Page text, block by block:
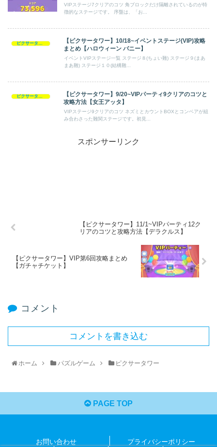
VIPステージ7クリアのコツ 角ブロックだけ隔離されているのが特
徴的なステージです。 序盤は、「お...
【ピクサータワー】10/18~イベントステージ(VIP)攻略
まとめ【ハロウィーン バニー】
イベントVIPステージ一覧 ステージ８(ちょい難) ステージ９(まあ
まあ難) ステージ１０(結構難...
ピクサータワー
【ピクサータワー】9/20~VIPパーティ9クリアのコツと
攻略方法【女王アッタ】
VIPステージ9クリアのコツ ネズミとカウントBOXとコンベアが組
み合わさった難関ステージです。初見...
スポンサーリンク
【ピクサータワー】11/1~VIPパーティ12ク
リアのコツと攻略方法【デラクルス】
【ピクサータワー】VIP第6回攻略まとめ
【ガチャチケット】
コメント
コメントを書き込む
ホーム パズルゲーム ピクサータワー
PAGE TOP
お問い合わせ プライバシーポリシー